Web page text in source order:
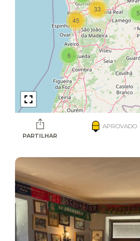
5
6
45
33
PARTILHAR
APROVADO